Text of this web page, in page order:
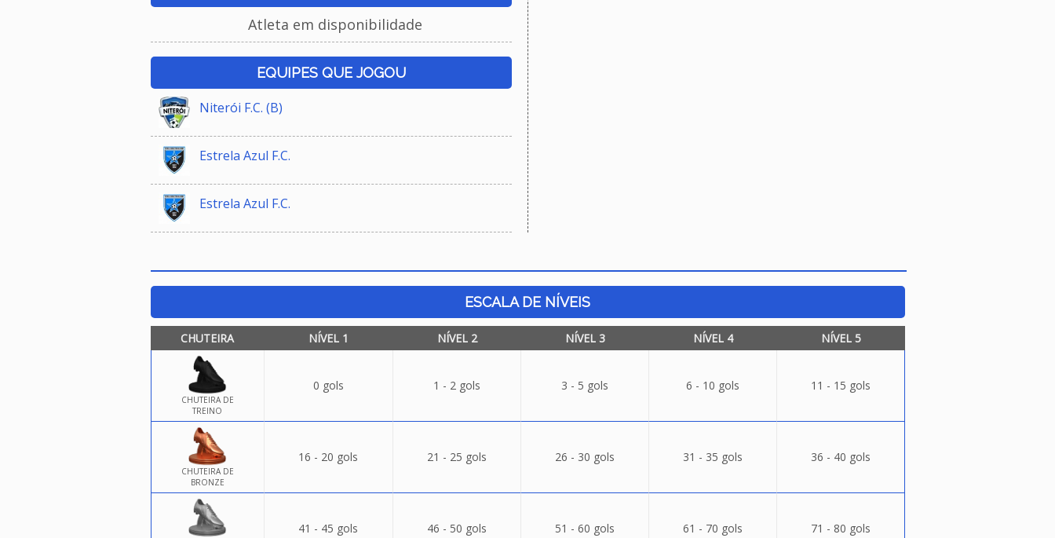
Atleta em disponibilidade
EQUIPES QUE JOGOU
Niterói F.C. (B)
Estrela Azul F.C.
Estrela Azul F.C.
ESCALA DE NÍVEIS
CHUTEIRA NÍVEL 1 NÍVEL 2 NÍVEL 3 NÍVEL 4 NÍVEL 5
CHUTEIRA DE
TREINO
0 gols 1 - 2 gols 3 - 5 gols 6 - 10 gols 11 - 15 gols
CHUTEIRA DE
BRONZE
16 - 20 gols 21 - 25 gols 26 - 30 gols 31 - 35 gols 36 - 40 gols
41 - 45 gols 46 - 50 gols 51 - 60 gols 61 - 70 gols 71 - 80 gols